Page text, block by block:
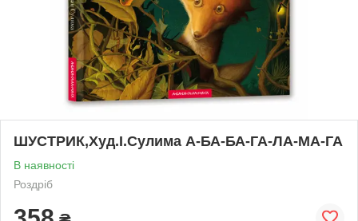
ШУСТРИК,Худ.І.Сулима А-БА-БА-ГА-ЛА-МА-ГА
В наявності
Роздріб